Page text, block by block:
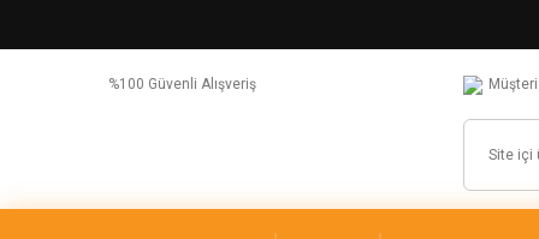
%100 Güvenli Alışveriş